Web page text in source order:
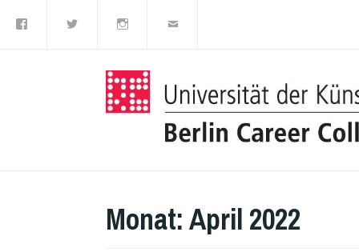
Inhalt
Monat:April 2022